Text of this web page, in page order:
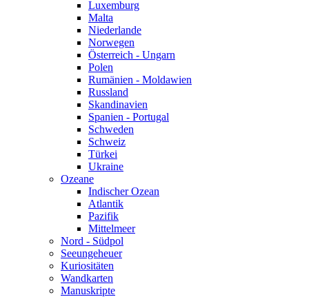
Luxemburg
Malta
Niederlande
Norwegen
Österreich - Ungarn
Polen
Rumänien - Moldawien
Russland
Skandinavien
Spanien - Portugal
Schweden
Schweiz
Türkei
Ukraine
Ozeane
Indischer Ozean
Atlantik
Pazifik
Mittelmeer
Nord - Südpol
Seeungeheuer
Kuriositäten
Wandkarten
Manuskripte